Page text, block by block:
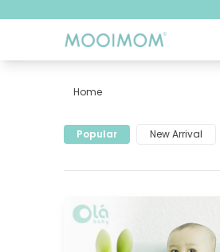
Home
Filter 0-3 Bulan
Popular New Arrival